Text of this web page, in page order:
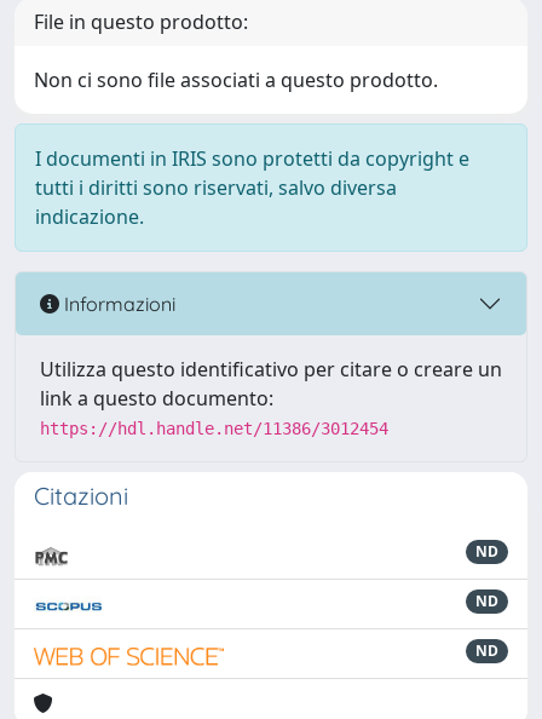
File in questo prodotto:
Non ci sono file associati a questo prodotto.
I documenti in IRIS sono protetti da copyright e
tutti i diritti sono riservati, salvo diversa
indicazione.
Informazioni
Utilizza questo identificativo per citare o creare un
link a questo documento:
https://hdl.handle.net/11386/3012454
Citazioni
ND
ND
ND